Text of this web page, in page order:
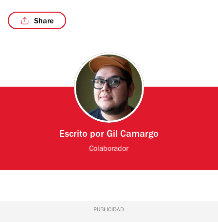
Share
Escrito por Gil Camargo
Colaborador
PUBLICIDAD